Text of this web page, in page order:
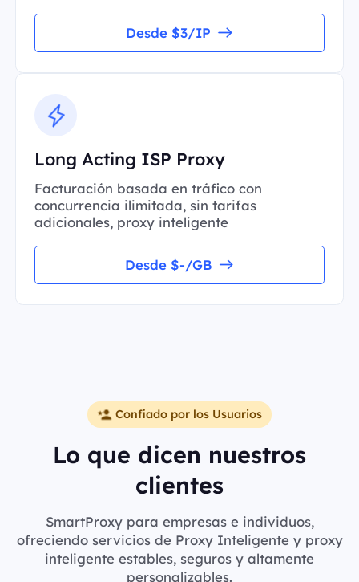
Desde $3/IP
Long Acting ISP Proxy
Facturación basada en tráfico con
concurrencia ilimitada, sin tarifas
adicionales, proxy inteligente
Desde $-/GB
Confiado por los Usuarios
Lo que dicen nuestros
clientes
SmartProxy para empresas e individuos,
ofreciendo servicios de Proxy Inteligente y proxy
inteligente estables, seguros y altamente
personalizables.